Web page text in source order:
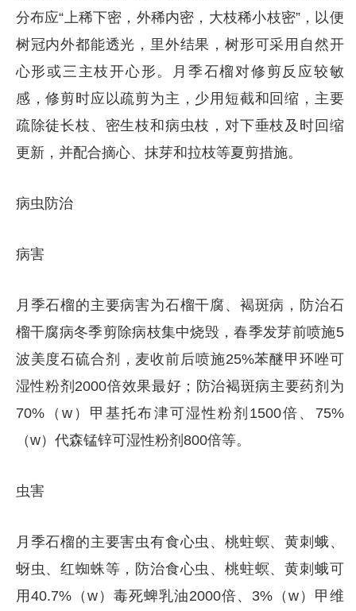
分布应“上稀下密，外稀内密，大枝稀小枝密”，以便
树冠内外都能透光，里外结果，树形可采用自然开
心形或三主枝开心形。月季石榴对修剪反应较敏
感，修剪时应以疏剪为主，少用短截和回缩，主要
疏除徒长枝、密生枝和病虫枝，对下垂枝及时回缩
更新，并配合摘心、抹芽和拉枝等夏剪措施。
病虫防治
病害
月季石榴的主要病害为石榴干腐、褐斑病，防治石
榴干腐病冬季剪除病枝集中烧毁，春季发芽前喷施5
波美度石硫合剂，麦收前后喷施25%苯醚甲环唑可
湿性粉剂2000倍效果最好；防治褐斑病主要药剂为
70%（w）甲基托布津可湿性粉剂1500倍、75%
（w）代森锰锌可湿性粉剂800倍等。
虫害
月季石榴的主要害虫有食心虫、桃蛀螟、黄刺蛾、
蚜虫、红蜘蛛等，防治食心虫、桃蛀螟、黄刺蛾可
用40.7%（w）毒死蜱乳油2000倍、3%（w）甲维